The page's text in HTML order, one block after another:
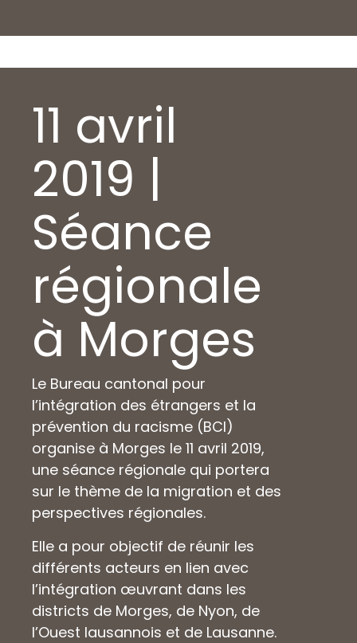
11 avril
2019 |
Séance
régionale
à Morges
Le Bureau cantonal pour
l’intégration des étrangers et la
prévention du racisme (BCI)
organise à Morges le 11 avril 2019,
une séance régionale qui portera
sur le thème de la migration et des
perspectives régionales.
Elle a pour objectif de réunir les
différents acteurs en lien avec
l’intégration œuvrant dans les
districts de Morges, de Nyon, de
l’Ouest lausannois et de Lausanne.